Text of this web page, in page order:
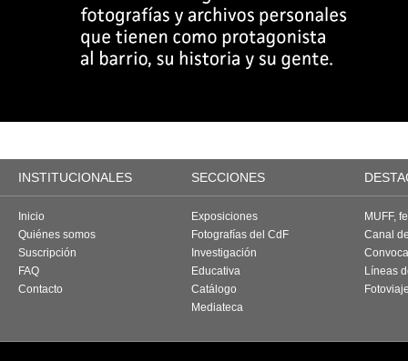
INSTITUCIONALES SECCIONES
Inicio
Quiénes somos
Suscripción
FAQ
Contacto
Exposiciones
Fotografías del CdF
Investigación
Educativa
Catálogo
Mediateca
MUFF,
Canal
Líneas